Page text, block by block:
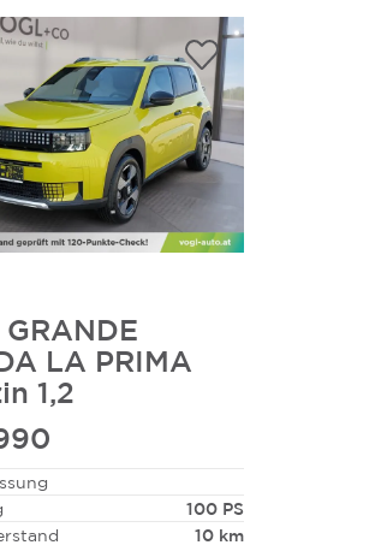
GRANDE
LA PRIMA
1,2
100 PS
10 km